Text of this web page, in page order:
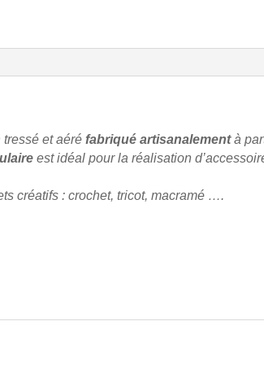
tressé et aéréfabriqué artisanalementà
est idéal pour la réalisation
créatifs : crochet, tricot, macramé ….